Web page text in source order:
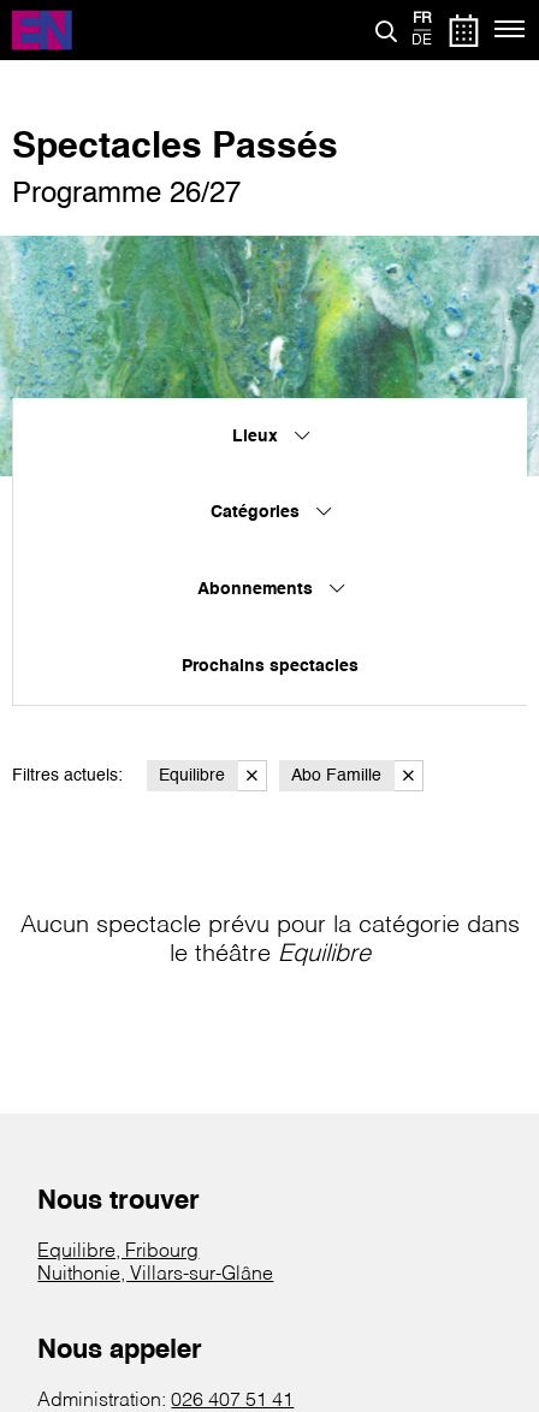
Aller
contenu
FR
DE
Spectacles Passés
Programme 26/27
Lieux
Catégories
Abonnements
Prochains spectacles
Filtres actuels: Equilibre Abo Famille
Aucun spectacle prévu pour la catégorie dans
le théâtre Equilibre
Nous trouver
Equilibre, Fribourg
Nuithonie, Villars-sur-Glâne
Nous appeler
Administration:026 407 51 41